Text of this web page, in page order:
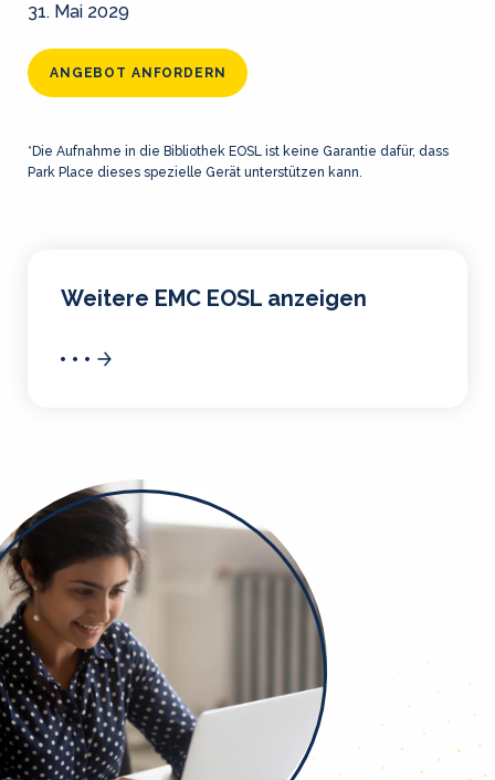
31. Mai 2029
ANGEBOT ANFORDERN
*Die Aufnahme in die Bibliothek EOSL ist keine Garantie dafür, dass
Park Place dieses spezielle Gerät unterstützen kann.
Weitere EMC EOSL anzeigen